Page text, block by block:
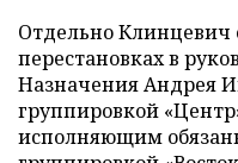
Отдельно Клинцевич
перестановках в
Назначения Андрея
группировкой
исполняющим